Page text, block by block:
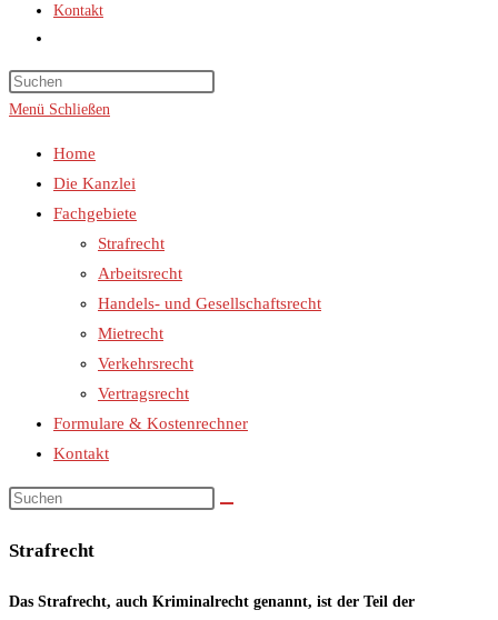
Kontakt
umschalten
Menü Schließen
Home
Die Kanzlei
Fachgebiete
Strafrecht
Arbeitsrecht
Handels- und Gesellschaftsrecht
Mietrecht
Verkehrsrecht
Vertragsrecht
Formulare & Kostenrechner
Kontakt
Strafrecht
Das Strafrecht, auch Kriminalrecht genannt, ist der Teil der